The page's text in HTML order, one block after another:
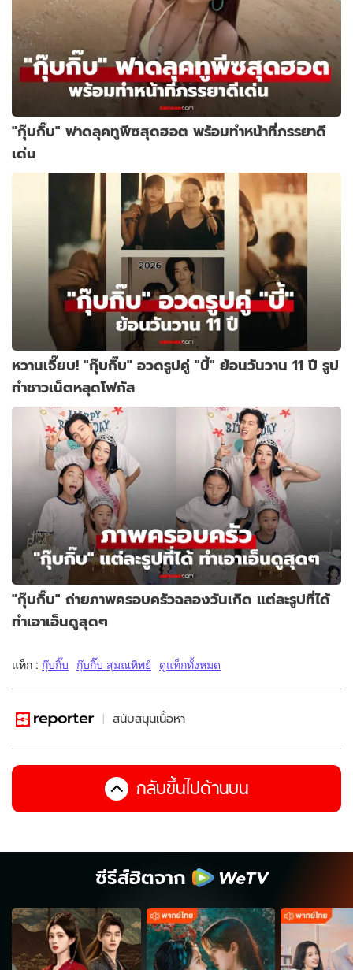
"กุ๊บกิ๊บ" ฟาดลุคทูพีซสุดฮอต พร้อมทำหน้าที่ภรรยาดี
เด่น
หวานเจี๊ยบ! "กุ๊บกิ๊บ" อวดรูปคู่ "บี้" ย้อนวันวาน 11 ปี รูป
ทำชาวเน็ตหลุดโฟกัส
"กุ๊บกิ๊บ" ถ่ายภาพครอบครัวฉลองวันเกิด แต่ละรูปที่ได้
ทำเอาเอ็นดูสุดๆ
แท็ก : กุ๊บกิ๊บ กุ๊บกิ๊บ สุมณทิพย์ ดูแท็กทั้งหมด
สนับสนุนเนื้อหา
กลับขึ้นไปด้านบน
ซีรีส์ฮิตจาก